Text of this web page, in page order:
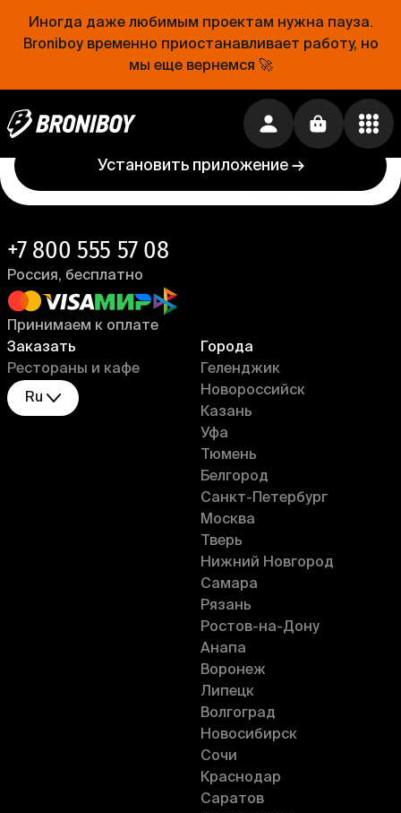
Иногда даже любимым проектам нужна пауза.
Broniboy временно приостанавливает работу, но
мы еще вернемся 🚀
Проще, чем открыть холодильник
Broniboy и закажи еду из любимого ресторана
прямо сейчас!
Установить приложение →
Заказать
Рестораны и кафе
Ru
Города
Геленджик
Новороссийск
Казань
Уфа
Тюмень
Белгород
Санкт-Петербург
Москва
Тверь
Нижний Новгород
Самара
Рязань
Ростов-на-Дону
Анапа
Воронеж
Липецк
Волгоград
Новосибирск
Сочи
Краснодар
Саратов
+7 800 555 57 08
Россия, бесплатно
Принимаем к оплате